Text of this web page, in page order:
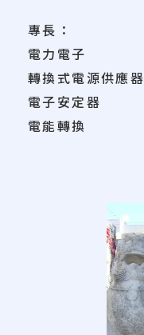
專長：
電力電子
轉換式電源供應器
電子安定器
電能轉換